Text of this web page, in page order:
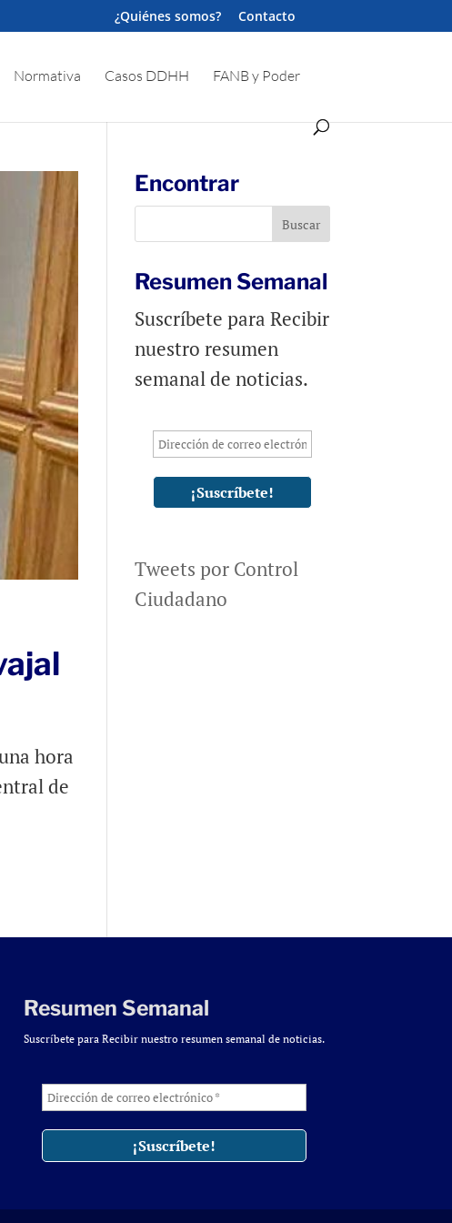
¿Quiénes somos? Contacto
Normativa Casos DDHH FANB y Poder
hora
de
Encontrar
Resumen Semanal
Suscríbete para Recibir
nuestro resumen
semanal de noticias.
Tweets por Control
Ciudadano
Resumen Semanal
Suscríbete para Recibir nuestro resumen semanal de noticias.